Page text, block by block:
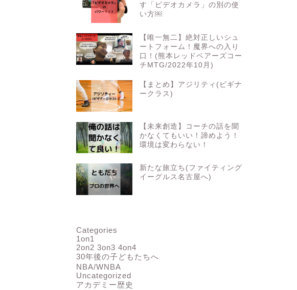
す「ビデオカメラ」の別の使
い方￼
【唯一無二】絶対正しいシュ
ートフォーム！魔界への入り
口！(熊本レッドベアーズコー
チMTG/2022年10月)
【まとめ】アジリティ(ビギナ
ークラス)
【未来創造】コーチの話を聞
かなくてもいい！諦めよう！
環境は変わらない！
新たな旅立ち(ファイティング
イーグルス名古屋へ)
Categories
1on1
2on2 3on3 4on4
30年後の子どもたちへ
NBA/WNBA
Uncategorized
アカデミー歴史